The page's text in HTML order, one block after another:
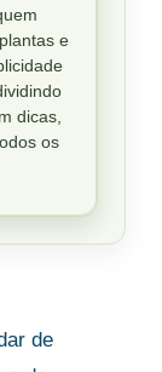
e
dicas,
os
de